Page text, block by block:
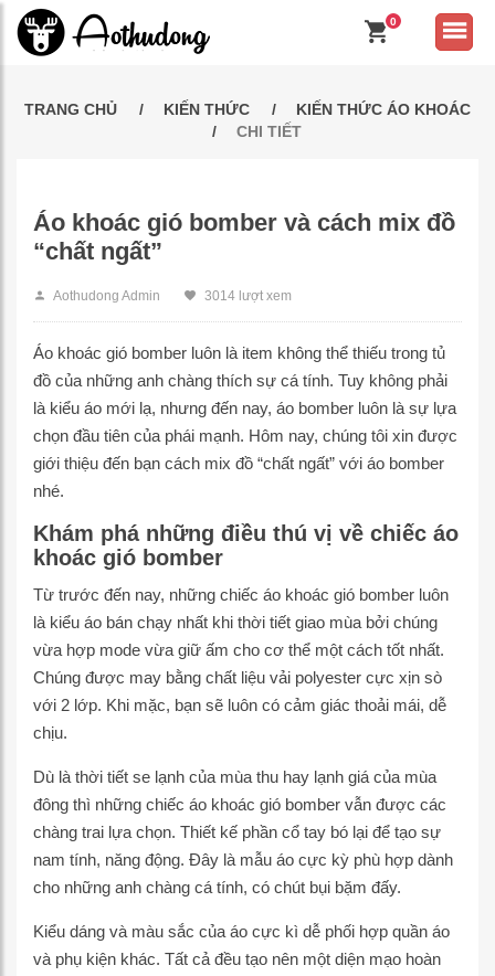
0
TRANG CHỦ KIẾN THỨC
KIẾN THỨC ÁO KHOÁC
CHI TIẾT
Áo khoác gió bomber và cách mix đồ
“chất ngất”
Aothudong Admin 3014 lượt xem
Áo khoác gió bomber luôn là item không thể thiếu trong tủ
đồ của những anh chàng thích sự cá tính. Tuy không phải
là kiểu áo mới lạ, nhưng đến nay, áo bomber luôn là sự lựa
chọn đầu tiên của phái mạnh. Hôm nay, chúng tôi xin được
giới thiệu đến bạn cách mix đồ “chất ngất” với áo bomber
nhé.
Khám phá những điều thú vị về chiếc áo
khoác gió bomber
Từ trước đến nay, những chiếc áo khoác gió bomber luôn
là kiểu áo bán chạy nhất khi thời tiết giao mùa bởi chúng
vừa hợp mode vừa giữ ấm cho cơ thể một cách tốt nhất.
Chúng được may bằng chất liệu vải polyester cực xịn sò
với 2 lớp. Khi mặc, bạn sẽ luôn có cảm giác thoải mái, dễ
chịu.
Dù là thời tiết se lạnh của mùa thu hay lạnh giá của mùa
đông thì những chiếc áo khoác gió bomber vẫn được các
chàng trai lựa chọn. Thiết kế phần cổ tay bó lại để tạo sự
nam tính, năng động. Đây là mẫu áo cực kỳ phù hợp dành
cho những anh chàng cá tính, có chút bụi bặm đấy.
Kiểu dáng và màu sắc của áo cực kì dễ phối hợp quần áo
và phụ kiện khác. Tất cả đều tạo nên một diện mạo hoàn